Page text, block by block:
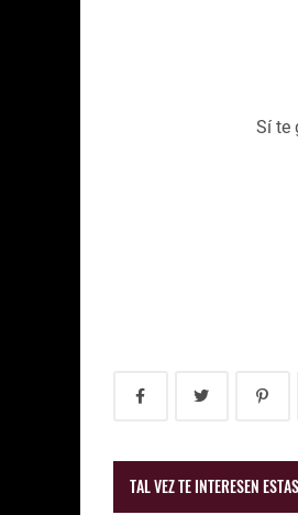
Sí te
TAL VEZ TE INTERESEN